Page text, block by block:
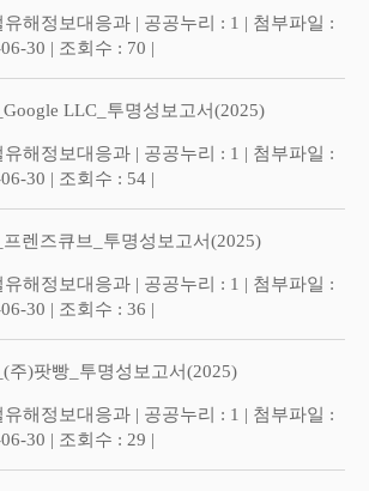
해정보대응과 | 공공누리 : 1 | 첨부파일 :
30 | 조회수 : 70 |
LLC_투명성보고서(2025)
해정보대응과 | 공공누리 : 1 | 첨부파일 :
30 | 조회수 : 54 |
렌즈큐브_투명성보고서(2025)
해정보대응과 | 공공누리 : 1 | 첨부파일 :
30 | 조회수 : 36 |
주)팟빵_투명성보고서(2025)
해정보대응과 | 공공누리 : 1 | 첨부파일 :
30 | 조회수 : 29 |